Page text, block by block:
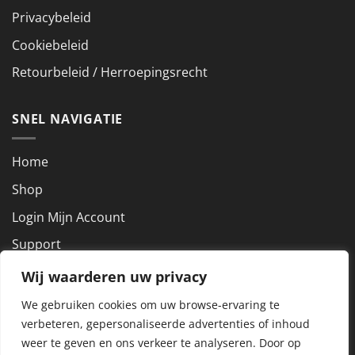
Wij waarderen uw privacy
We gebruiken cookies om uw browse-ervaring te
verbeteren, gepersonaliseerde advertenties of inhoud
weer te geven en ons verkeer te analyseren. Door op
Privacybeleid
Cookiebeleid
Retourbeleid / Herroepingsrecht
SNEL NAVIGATIE
Home
Shop
Login Mijn Account
Support
NEEM CONTACT OP
KVK nummer: 72927801